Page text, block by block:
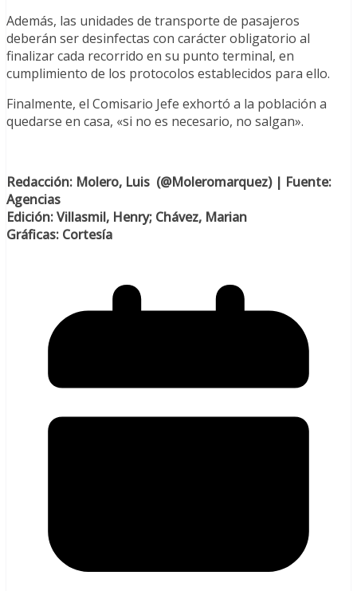
Además, las unidades de transporte de pasajeros
deberán ser desinfectas con carácter obligatorio al
finalizar cada recorrido en su punto terminal, en
cumplimiento de los protocolos establecidos para ello.
Finalmente, el Comisario Jefe exhortó a la población a
quedarse en casa, «si no es necesario, no salgan».
Redacción: Molero, Luis (@Moleromarquez) | Fuente:
Agencias
Edición: Villasmil, Henry; Chávez, Marian
Gráficas: Cortesía